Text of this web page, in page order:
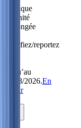
Politique
Sérénité
prolongée
modifiez/reportez
jusqu’au
31/08/2026.En
savoir